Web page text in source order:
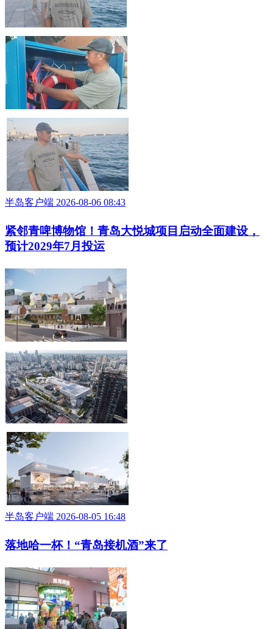
干眼症离你有多远？青岛干眼症
大众报业·半岛网 2026-08-06 13:53
唤醒“懒惰的眼睛”_青岛弱视训练
大众报业·半岛网 2026-08-06 13:51
你知道视觉训练吗？青岛视觉训练
全网寻找的青岛救人“第二勇士”找到了！
半岛客户端 2026-08-06 08:43
紧邻青啤博物馆！青岛大悦城项目启动全面建设，